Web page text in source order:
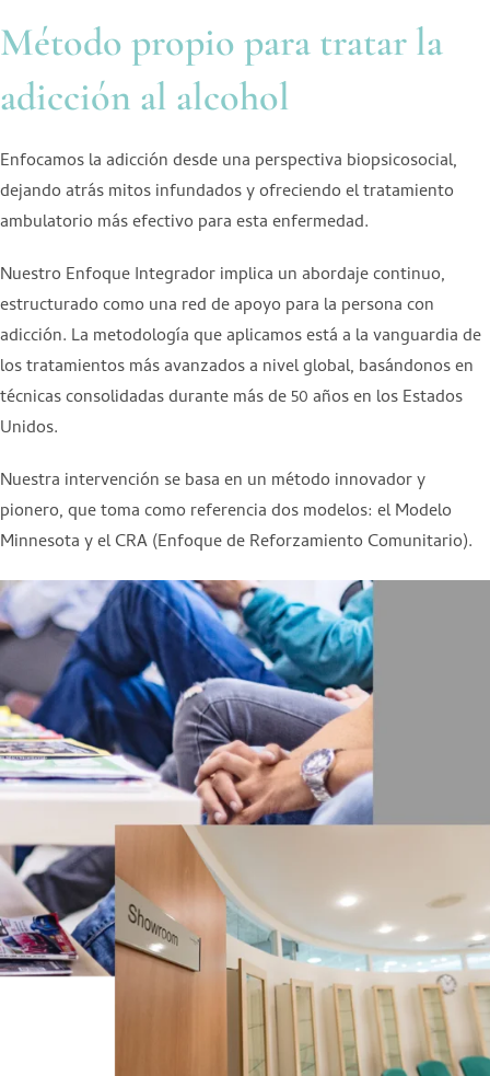
Método propio para tratar la
adicción al alcohol
Enfocamos la adicción desde una perspectiva biopsicosocial,
dejando atrás mitos infundados y ofreciendo el tratamiento
ambulatorio más efectivo para esta enfermedad.
Nuestro Enfoque Integrador implica un abordaje continuo,
estructurado como una red de apoyo para la persona con
adicción. La metodología que aplicamos está a la vanguardia de
los tratamientos más avanzados a nivel global, basándonos en
técnicas consolidadas durante más de 50 años en los Estados
Unidos.
Nuestra intervención se basa en un método innovador y
pionero, que toma como referencia dos modelos: el Modelo
Minnesota y el CRA (Enfoque de Reforzamiento Comunitario).